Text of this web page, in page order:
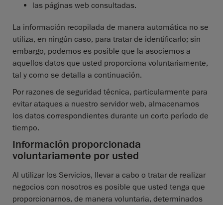
las páginas web consultadas.
La información recopilada de manera automática no se
utiliza, en ningún caso, para tratar de identificarlo; sin
embargo, podemos es posible que la asociemos a
aquellos datos que usted proporciona voluntariamente,
tal y como se detalla a continuación.
Por razones de seguridad técnica, particularmente para
evitar ataques a nuestro servidor web, almacenamos
los datos correspondientes durante un corto período de
tiempo.
Información proporcionada
voluntariamente por usted
Al utilizar los Servicios, llevar a cabo o tratar de realizar
negocios con nosotros es posible que usted tenga que
proporcionarnos, de manera voluntaria, determinados